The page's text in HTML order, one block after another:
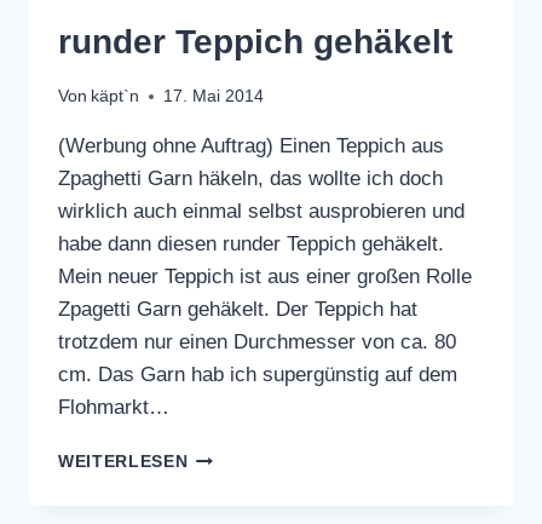
runder Teppich gehäkelt
Von käpt`n 17. Mai 2014
(Werbung ohne Auftrag) Einen Teppich aus
Zpaghetti Garn häkeln, das wollte ich doch
wirklich auch einmal selbst ausprobieren und
habe dann diesen runder Teppich gehäkelt.
Mein neuer Teppich ist aus einer großen Rolle
Zpagetti Garn gehäkelt. Der Teppich hat
trotzdem nur einen Durchmesser von ca. 80
cm. Das Garn hab ich supergünstig auf dem
Flohmarkt…
WEITERLESENRUNDER